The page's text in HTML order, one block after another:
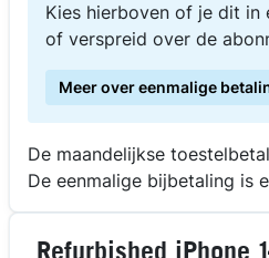
Kies hierboven of je dit in
of verspreid over de
Meer over eenmalige
De maandelijkse
De eenmalige bijbetaling is